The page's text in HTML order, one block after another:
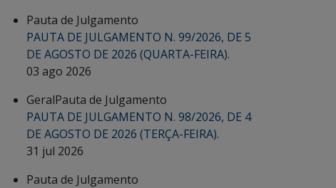
Pauta de Julgamento
PAUTA DE JULGAMENTO N. 99/2026, DE 5
DE AGOSTO DE 2026 (QUARTA-FEIRA).
03 ago 2026
GeralPauta de Julgamento
PAUTA DE JULGAMENTO N. 98/2026, DE 4
DE AGOSTO DE 2026 (TERÇA-FEIRA).
31 jul 2026
Pauta de Julgamento